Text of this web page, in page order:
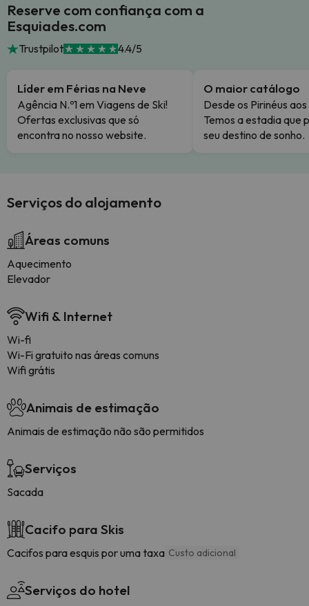
Reserve com confiança com a
Esquiades.com
Trustpilot 4.4/5
Líder em Férias na Neve
Agência N.º1 em Viagens de Ski!
Ofertas exclusivas que só
encontra no nosso website.
O maior catálogo
Desde os Pirinéus
Temos a estadia que
seu destino de sonho.
Serviços do alojamento
Áreas comuns
Aquecimento
Elevador
Wifi & Internet
Wi-fi
Wi-Fi gratuito nas áreas comuns
Wifi grátis
Animais de estimação
Animais de estimação não são permitidos
Serviços
Sacada
Cacifo para Skis
Cacifos para esquis por uma taxa Custo adicional
Serviços do hotel